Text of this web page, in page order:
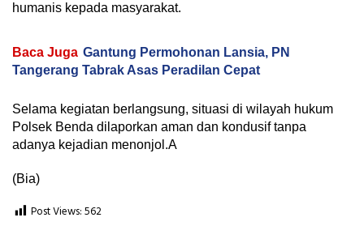
humanis kepada masyarakat.
Baca Juga Gantung Permohonan Lansia, PN
Tangerang Tabrak Asas Peradilan Cepat
Selama kegiatan berlangsung, situasi di wilayah hukum
Polsek Benda dilaporkan aman dan kondusif tanpa
adanya kejadian menonjol.A
(Bia)
Post Views:562